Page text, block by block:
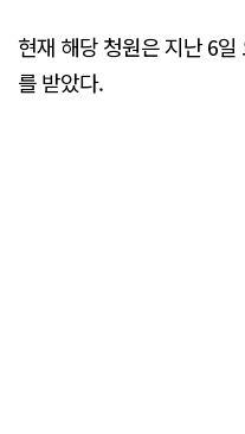
현재 해당 청원은 지난 6
를 받았다.